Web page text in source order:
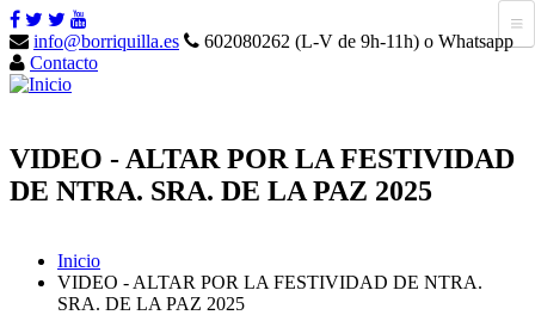
info@borriquilla.es
602080262 (L-V de 9h-11h) o Whatsapp
Contacto
VIDEO - ALTAR POR LA FESTIVIDAD
DE NTRA. SRA. DE LA PAZ 2025
Inicio
VIDEO - ALTAR POR LA FESTIVIDAD DE NTRA.
SRA. DE LA PAZ 2025